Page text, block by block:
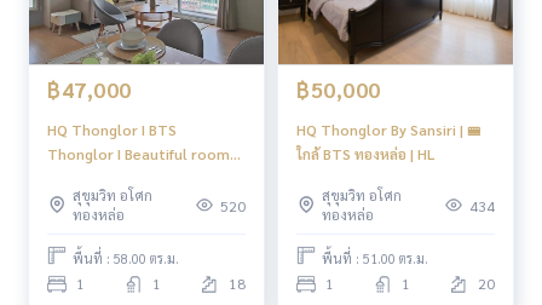
สระว่ายน้ำ Swimming pool
ระบบรักษาความปลอดภัย 24 ชั่วโมง / คีย์การ์ด / CCTV
พื้นที่จัดบาร์บีคิว
ฟิตเนส Gym
ลิฟต์โดยสาร 3 ตัว
ที่จอดรถ 160 คัน
Shuttle Service to BTS
Location
-BTS Thonglor 750m
-Thonglor 6
฿47,000
HQ Thonglor I BTS
Thonglor I Beautiful room
สุขุมวิท อโศก
ทองหล่อ
520
พื้นที่ : 58.00 ตร.ม.
1 1 18
฿50,000
HQ Thonglor By Sansiri | 🚝
ใกล้ BTS ทองหล่อ | HL
สุขุมวิท อโศก
ทองหล่อ
434
พื้นที่ : 51.00 ตร.ม.
1 1 20